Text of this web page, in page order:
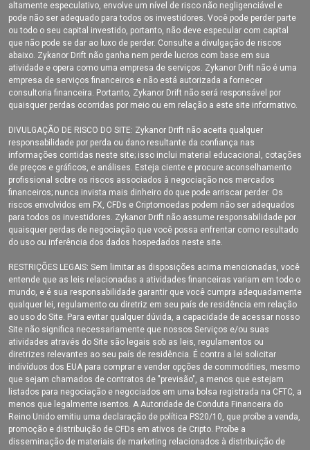
altamente especulativo, envolve um nível de risco não negligenciável e
pode não ser adequado para todos os investidores. Você pode perder parte
ou todo o seu capital investido, portanto, não deve especular com capital
que não pode se dar ao luxo de perder. Consulte a divulgação de riscos
abaixo. Zykanor Drift não ganha nem perde lucros com base em sua
atividade e opera como uma empresa de serviços. Zykanor Drift não é uma
empresa de serviços financeiros e não está autorizada a fornecer
consultoria financeira. Portanto, Zykanor Drift não será responsável por
quaisquer perdas ocorridas por meio ou em relação a este site informativo.
DIVULGAÇÃO DE RISCO DO SITE: Zykanor Drift não aceita qualquer
responsabilidade por perda ou dano resultante da confiança nas
informações contidas neste site; isso inclui material educacional, cotações
de preços e gráficos, e análises. Esteja ciente e procure aconselhamento
profissional sobre os riscos associados à negociação nos mercados
financeiros; nunca invista mais dinheiro do que pode arriscar perder. Os
riscos envolvidos em FX, CFDs e Criptomoedas podem não ser adequados
para todos os investidores. Zykanor Drift não assume responsabilidade por
quaisquer perdas de negociação que você possa enfrentar como resultado
do uso ou inferência dos dados hospedados neste site.
RESTRIÇÕES LEGAIS: Sem limitar as disposições acima mencionadas, você
entende que as leis relacionadas a atividades financeiras variam em todo o
mundo, e é sua responsabilidade garantir que você cumpra adequadamente
qualquer lei, regulamento ou diretriz em seu país de residência em relação
ao uso do Site. Para evitar qualquer dúvida, a capacidade de acessar nosso
Site não significa necessariamente que nossos Serviços e/ou suas
atividades através do Site são legais sob as leis, regulamentos ou
diretrizes relevantes ao seu país de residência. É contra a lei solicitar
indivíduos dos EUA para comprar e vender opções de commodities, mesmo
que sejam chamados de contratos de "previsão", a menos que estejam
listados para negociação e negociados em uma bolsa registrada na CFTC, a
menos que legalmente isentos. A Autoridade de Conduta Financeira do
Reino Unido emitiu uma declaração de política PS20/10, que proíbe a venda,
promoção e distribuição de CFDs em ativos de Cripto. Proíbe a
disseminação de materiais de marketing relacionados à distribuição de